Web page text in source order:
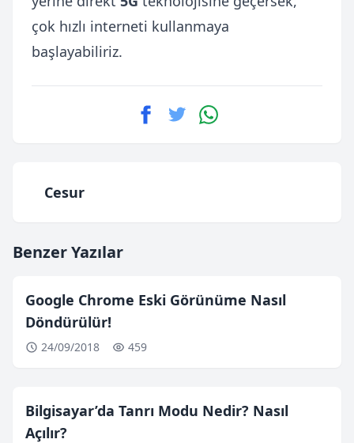
çok hızlı interneti kullanmaya
başlayabiliriz.
Cesur
Benzer Yazılar
Google Chrome Eski Görünüme Nasıl
Döndürülür!
24/09/2018 459
Bilgisayar’da Tanrı Modu Nedir? Nasıl
Açılır?